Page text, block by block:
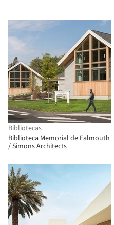
Bibliotecas
Biblioteca Memorial de Falmouth
/ Simons Architects